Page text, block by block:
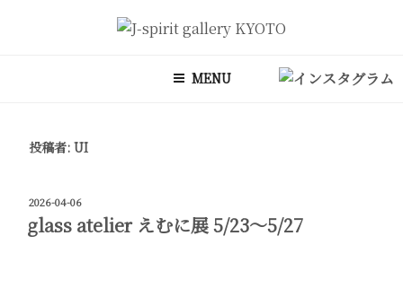
です。 ご縁を頂いております工芸作家、アーティストの方々の作品を
ご紹介しております。 お気軽にお問い合わせ、またお立ち寄り頂けれ
MENU
投稿者: UI
投
日:
2026-04-06
glass atelier えむに展 5/23〜5/27